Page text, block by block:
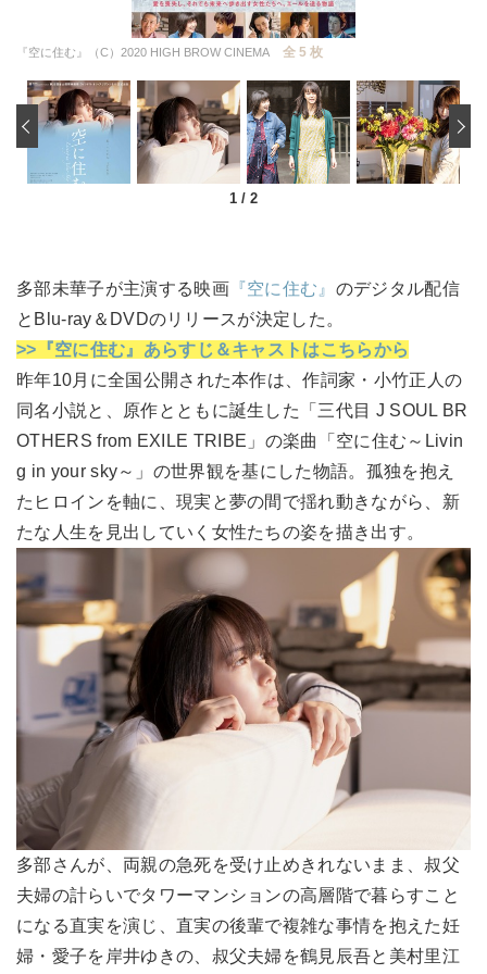
『空に住む』（C）2020 HIGH BROW CINEMA 全 5 枚
1 / 2
‹
多部未華子が主演する映画『空に住む』 のデジタル配信
とBlu-ray＆DVDのリリースが決定した。
>>『空に住む』あらすじ＆キャストはこちらから
昨年10月に全国公開された本作は、作詞家・小竹正人の
同名小説と、原作とともに誕生した「三代目 J SOUL BR
OTHERS from EXILE TRIBE」の楽曲「空に住む～Livin
g in your sky～」の世界観を基にした物語。孤独を抱え
たヒロインを軸に、現実と夢の間で揺れ動きながら、新
たな人生を見出していく女性たちの姿を描き出す。
多部さんが、両親の急死を受け止めきれないまま、叔父
夫婦の計らいでタワーマンションの高層階で暮らすこと
になる直実を演じ、直実の後輩で複雑な事情を抱えた妊
婦・愛子を岸井ゆきの、叔父夫婦を鶴見辰吾と美村里江